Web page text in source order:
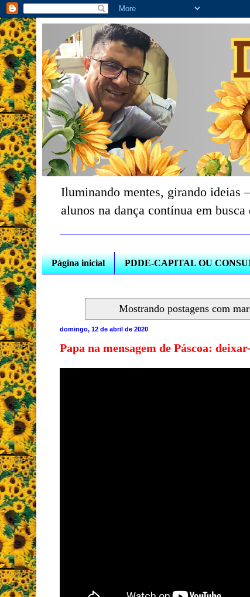
Iluminando mentes, girando ideias
alunos na dança contínua em
Página inicial PDDE-CAPITAL OU
Mostrando postagens com
domingo, 12 de abril de 2020
Papa na mensagem de Páscoa: